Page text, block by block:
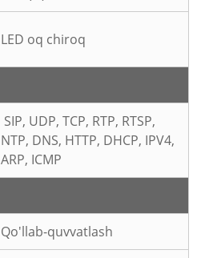
LED oq chiroq
SIP, UDP, TCP, RTP, RTSP,
NTP, DNS, HTTP, DHCP, IPV4,
ARP, ICMP
Qo'llab-quvvatlash